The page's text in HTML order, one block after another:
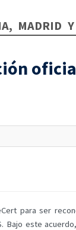
MADRID
para ser
Bajo este